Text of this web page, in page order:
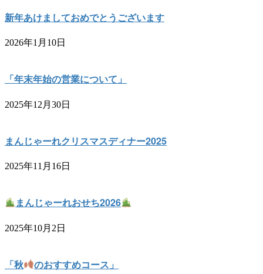
新年あけましておめでとうございます
2026年1月10日
「年末年始の営業について」
2025年12月30日
まんじゃーれクリスマスディナー2025
2025年11月16日
まんじゃーれおせち2026
2025年10月2日
「秋 のおすすめコース」